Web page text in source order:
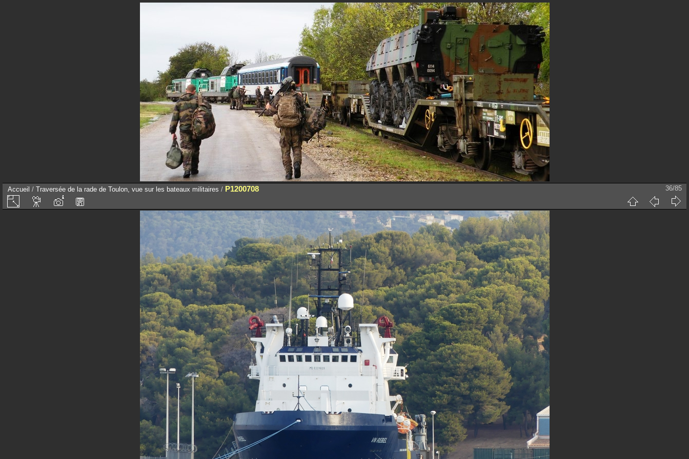
Accueil / Traversée de la rade de Toulon, vue sur les bateaux militaires / P1200708 36/85